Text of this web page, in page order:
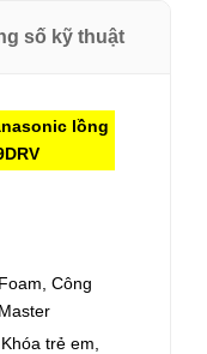
số kỹ thuật
lồng
Công
trẻ em,